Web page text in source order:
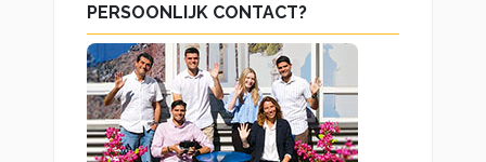
PERSOONLIJK CONTACT?